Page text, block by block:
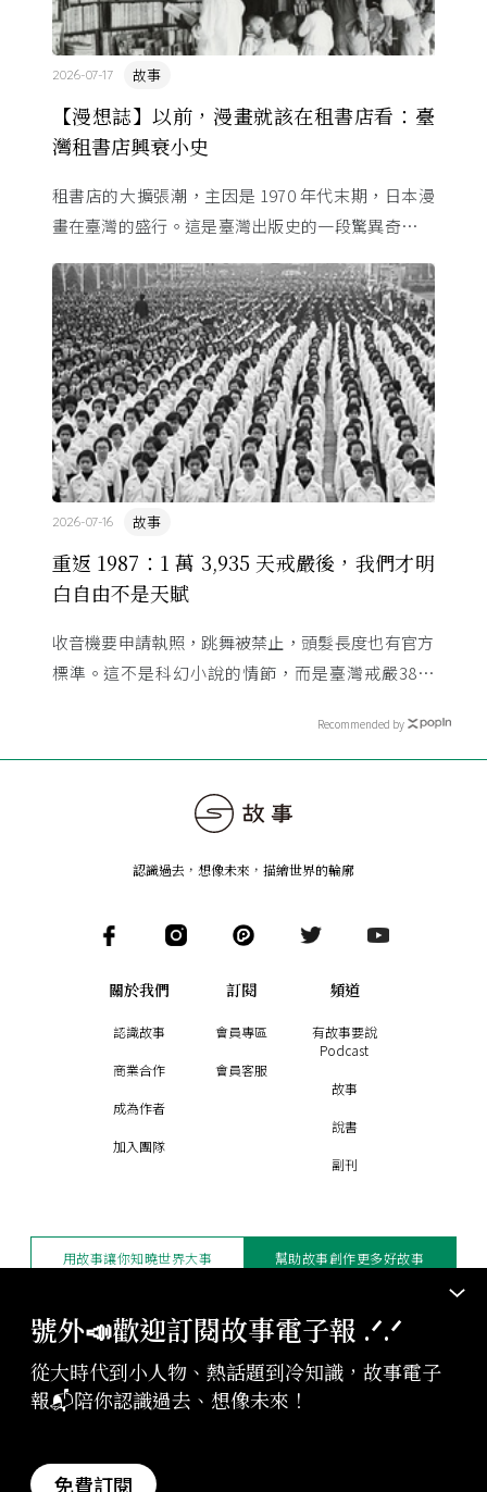
【漫想誌】以前，漫畫就該在租書店看：臺
灣租書店興衰小史
故事
2026-07-17
租書店的大擴張潮，主因是 1970 年代末期，日本漫
畫在臺灣的盛行。這是臺灣出版史的一段驚異奇航。
的協定保護 ...
重返 1987：1 萬 3,935 天戒嚴後，我們才明
白自由不是天賦
故事
2026-07-16
收音機要申請執照，跳舞被禁止，頭髮長度也有官方
標準。這不是科幻小說的情節，而是臺灣戒嚴38年
Recommended by
號外📣歡迎訂閱故事電子報 .ᐟ‪‪.ᐟ
從大時代到小人物、熱話題到冷知識，故事電子
報📬陪你認識過去、想像未來！
免費訂閱
認識過去，想像未來 ， 描繪世界的輪廓
關於我們
認識故事
商業合作
成為作者
加入團隊
訂閱
會員專區
會員客服
頻道
有故事要說
Podcast
故事
說書
副刊
版權聲明與轉載規範
授權與合作：contact@storystudio.tw
StoryStudio Inc. All Rights Reserved.
用故事讓你知曉世界大事 幫助故事創作更多好故事